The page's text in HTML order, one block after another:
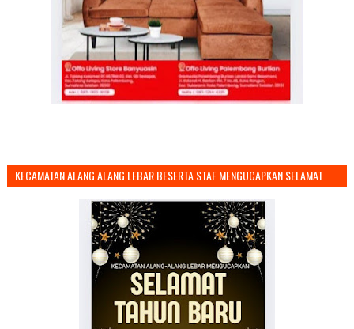
KECAMATAN ALANG ALANG LEBAR BESERTA STAF MENGUCAPKAN SELAMAT